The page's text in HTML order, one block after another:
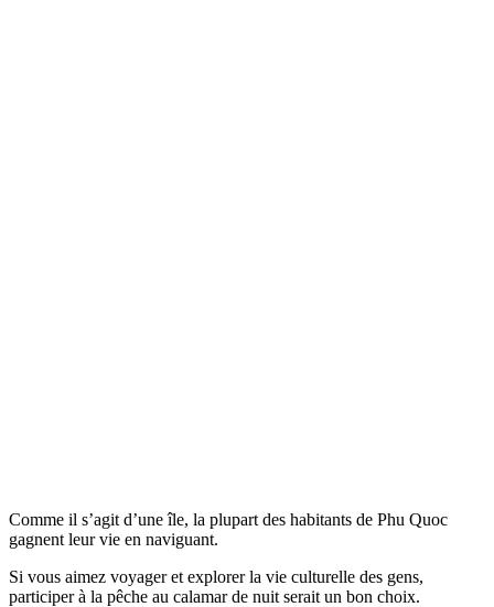
Comme il s’agit d’une île, la plupart des habitants de Phu Quoc
gagnent leur vie en naviguant.
Si vous aimez voyager et explorer la vie culturelle des gens,
participer à la pêche au calamar de nuit serait un bon choix.